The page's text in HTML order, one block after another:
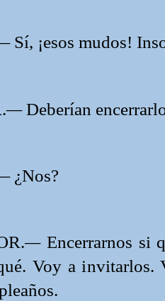
Sí, ¡esos mudos!
—Deberían
¿Nos?
—Encerrarnos si
Voy a